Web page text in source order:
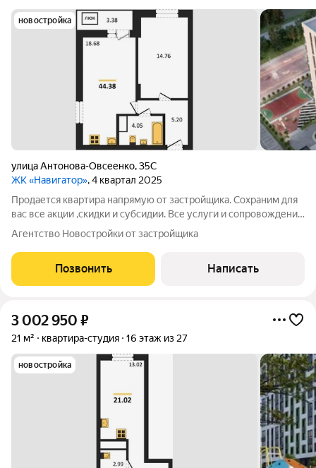
новостройка
улица Антонова-Овсеенко,35С
ЖК «Навигатор», 4 квартал 2025
Продается квартира напрямую от застройщика. Сохраним для
вас все акции ,скидки и субсидии. Все услуги и сопровождение
сделки бесплатно. Ключи после сделки. При покупке с нами вы
получаете подарок телевизор на кухню. Жилой комплекс
расположен в
Агентство Новостройки от застройщика
Позвонить Написать
3 002 950 ₽
21 м² квартира-студия 16 этаж из 27
новостройка